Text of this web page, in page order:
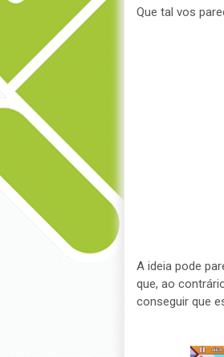
Que tal vos
A ideia pode
que, ao
conseguir que